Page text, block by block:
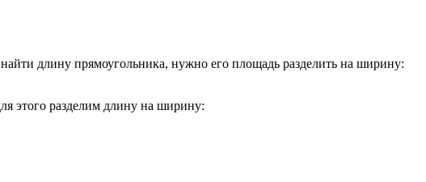
длину прямоугольника, нужно его площадь разделить на ширину:
этого разделим длину на ширину: